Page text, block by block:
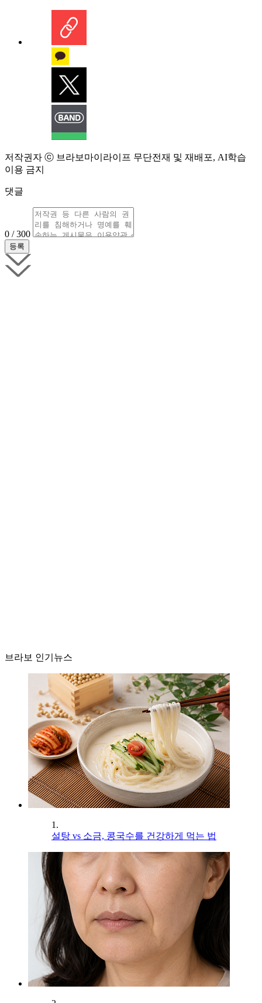
저작권자 ⓒ 브라보마이라이프 무단전재 및 재배포, AI학습
이용 금지
댓글
0 / 300
브라보 인기뉴스
1.
설탕 vs 소금, 콩국수를 건강하게 먹는 법